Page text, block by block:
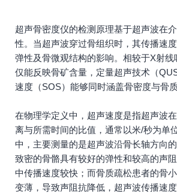
超声骨密度仪的检测原理基于超声波在
性。当超声波穿过骨组织时，其传播速
弹性及骨微观结构的影响。相较于X射线
仅能反映骨矿含量，定量超声技术（
速度（SOS）能够同时涵盖骨密度与骨
在物理学定义中，超声速度是指超声波
离与所需时间的比值，通常以米/秒为单
中，主要测量的是超声波沿骨长轴方向
致密的骨骼具有较好的弹性和较高的声
中传播速度较快；而骨质疏松患者的骨
变薄，导致声阻抗降低，超声波传播速度